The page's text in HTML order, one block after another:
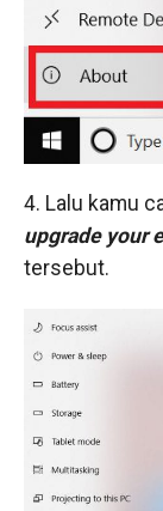
4. Lalu kamu
upgrade your
tersebut.